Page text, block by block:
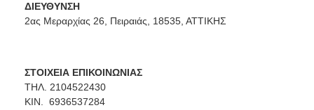
ΔΙΕΥΘΥΝΣΗ
2ας Μεραρχίας 26, Πειραιάς, 18535, ΑΤΤΙΚΗΣ
ΣΤΟΙΧΕΙΑ ΕΠΙΚΟΙΝΩΝΙΑΣ
ΤΗΛ. 2104522430
ΚΙΝ. 6936537284